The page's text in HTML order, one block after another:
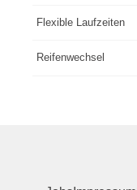
Flexible Laufzeiten
Reifenwechsel